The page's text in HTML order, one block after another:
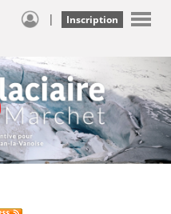
| Inscription